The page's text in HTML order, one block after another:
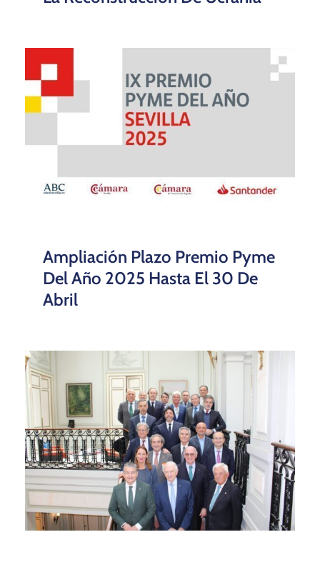
Ampliación Plazo Premio Pyme
Del Año 2025 Hasta El 30 De
Abril